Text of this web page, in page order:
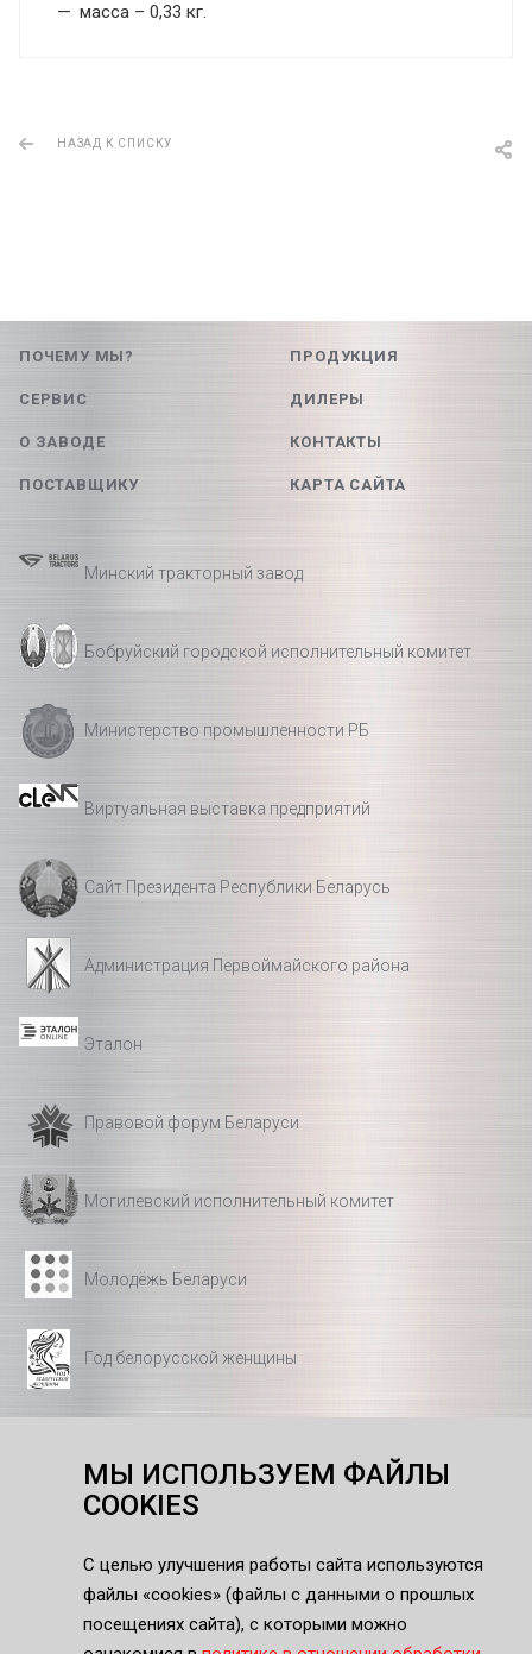
масса – 0,33 кг.
НАЗАД К СПИСКУ
ПОЧЕМУ МЫ? ПРОДУКЦИЯ
СЕРВИС ДИЛЕРЫ
О ЗАВОДЕ КОНТАКТЫ
ПОСТАВЩИКУ КАРТА САЙТА
Минский тракторный завод
Бобруйский городской исполнительный комитет
Министерство промышленности РБ
Виртуальная выставка предприятий
Сайт Президента Республики Беларусь
Администрация Первоймайского района
Эталон
Правовой форум Беларуси
Могилевский исполнительный комитет
Молодёжь Беларуси
Год белорусской женщины
Подписка на рассылку
г. Бобруйск, ул. Бахарова, 225
info@bztda.by
+375 225 46 78 08
МЫ ИСПОЛЬЗУЕМ ФАЙЛЫ
COOKIES
С целью улучшения работы сайта используются
файлы «cookies» (файлы с данными о прошлых
посещениях сайта), c которыми можно